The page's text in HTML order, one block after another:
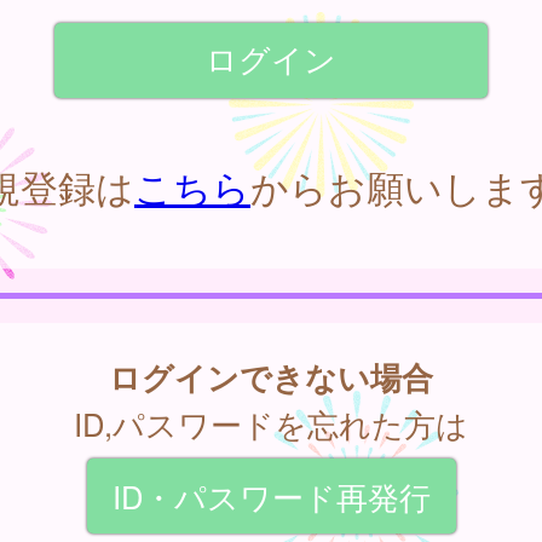
登録はこちらからお願いしま
ログインできない場合
ID,パスワードを忘れた方は
ID・パスワード再発行